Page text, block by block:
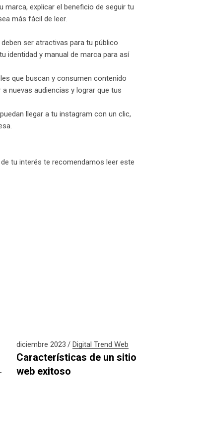
explicar el beneficio de seguir tu
más fácil de leer.
ser atractivas para tu público
identidad y manual de marca para así
que buscan y consumen contenido
nuevas audiencias y lograr que tus
llegar a tu instagram con un clic,
tu interés te recomendamos leer este
diciembre 2023 Digital Trend Web
Características de un sitio
web exitoso